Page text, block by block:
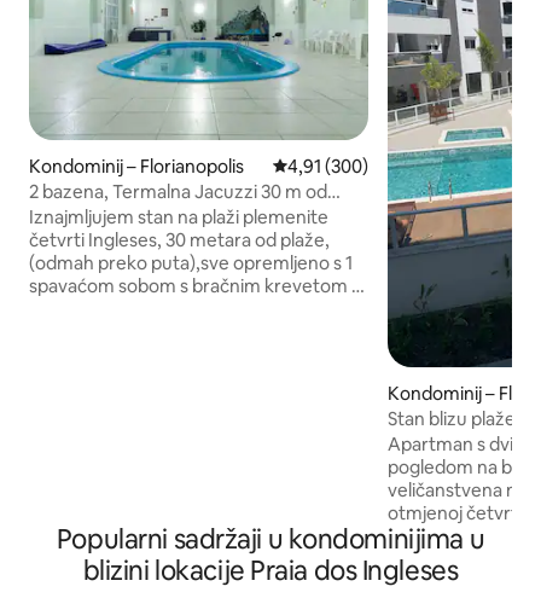
Kondominij – Florianopolis Prosječna ocjena: 4,91/5,
4,91 (300)
2 bazena, Termalna Jacuzzi 30 m od
plaže Pogled na more
Iznajmljujem stan na plaži plemenite
četvrti Ingleses, 30 metara od plaže,
(odmah preko puta),sve opremljeno s 1
spavaćom sobom s bračnim krevetom s
Kondominij –
Stan blizu plaže,
Apartman s dvije
pogledom na
veličanstvena na
otmjenoj četvrti
dizalo, bazen za
prostor za kućne
conciergea,
Popularni sadržaji u kondominijima u
blizini lokacije Praia dos Ingleses